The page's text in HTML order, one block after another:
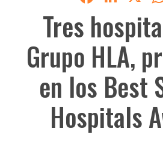
Tres
Grupo HLA,
en los Best
Hospitals